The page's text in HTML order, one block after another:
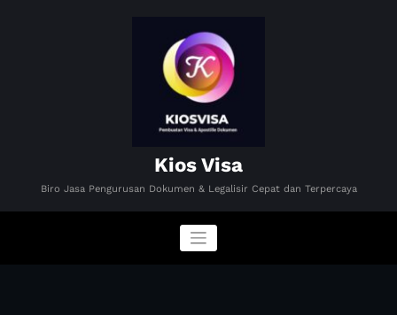
Kios Visa
Biro Jasa Pengurusan Dokumen & Legalisir Cepat dan Terpercaya